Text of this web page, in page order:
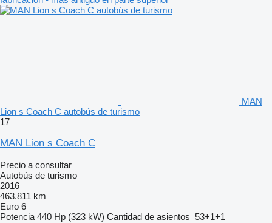
MAN
Lion s Coach C autobús de turismo
17
MAN Lion s Coach C
Precio a consultar
Autobús de turismo
2016
463.811 km
Euro 6
Potencia 440 Hp (323 kW) Cantidad de asientos 53+1+1